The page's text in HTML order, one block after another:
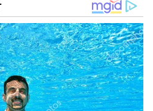
கடந்த
தங்கம் விலை உயர்ந்து
ஐ உங்கள் முதன்மைத்